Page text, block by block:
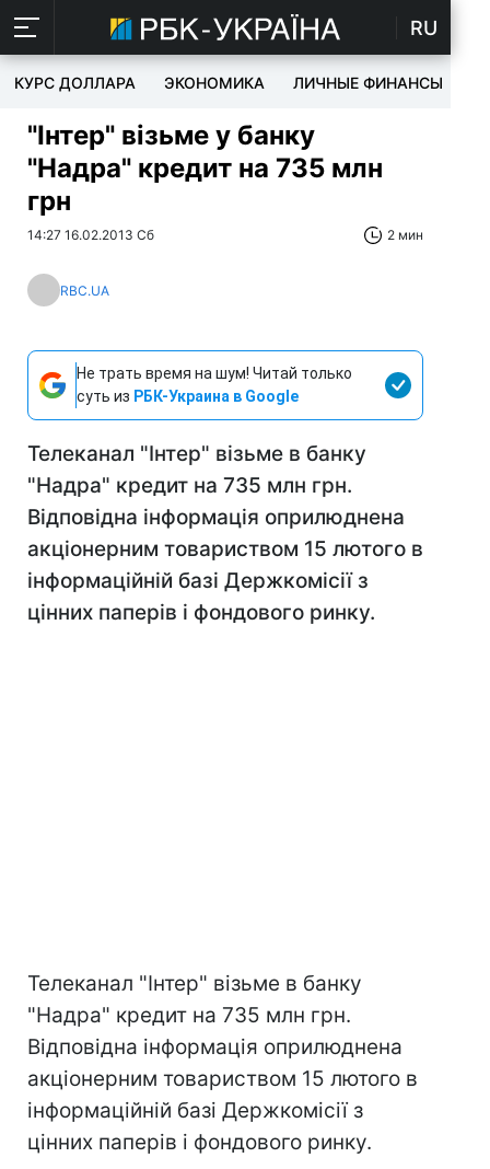
RU
КУРС ДОЛЛАРА ЭКОНОМИКА ЛИЧНЫЕ ФИНАНСЫ
"Інтер" візьме у банку
"Надра" кредит на 735 млн
грн
14:27 16.02.2013 Сб 2 мин
RBC.UA
Не трать время на шум! Читай только
суть из РБК-Украина в Google
Телеканал "Інтер" візьме в банку
"Надра" кредит на 735 млн грн.
Відповідна інформація оприлюднена
акціонерним товариством 15 лютого в
інформаційній базі Держкомісії з
цінних паперів і фондового ринку.
Телеканал "Інтер" візьме в банку
"Надра" кредит на 735 млн грн.
Відповідна інформація оприлюднена
акціонерним товариством 15 лютого в
інформаційній базі Держкомісії з
цінних паперів і фондового ринку.